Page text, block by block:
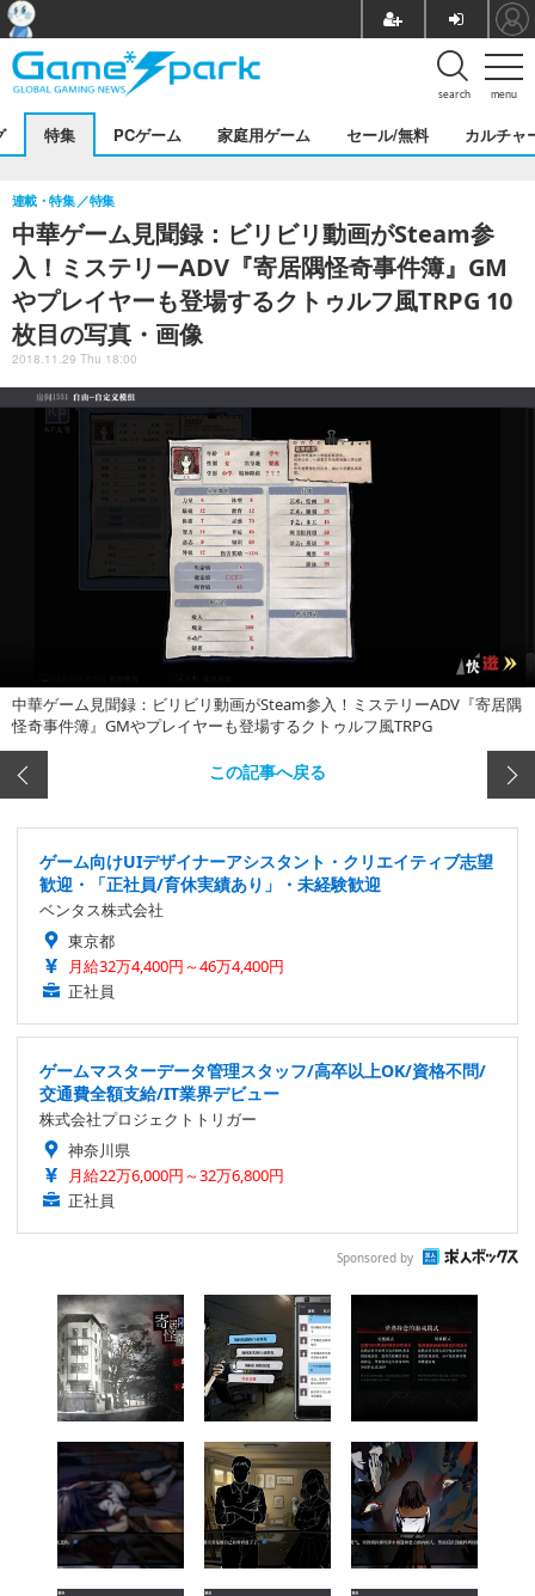
menu
search
特集 PCゲーム 家庭用ゲーム セール/無料 カルチャ
中華ゲーム見聞録：ビリビリ動画がSteam参
入！ミステリーADV『寄居隅怪奇事件簿』GM
やプレイヤーも登場するクトゥルフ風TRPG 10
枚目の写真・画像
連載・特集 特集
2018.11.29 Thu 18:00
中華ゲーム見聞録：ビリビリ動画がSteam参入！ミステリーADV『寄居隅
怪奇事件簿』GMやプレイヤーも登場するクトゥルフ風TRPG
この記事へ戻る
ゲーム向けUIデザイナーアシスタント・クリエイティブ志望
歓迎・「正社員/育休実績あり」・未経験歓迎
ベンタス株式会社
東京都
月給32万4,400円～46万4,400円
正社員
ゲームマスターデータ管理スタッフ/高卒以上OK/資格不問/
交通費全額支給/IT業界デビュー
株式会社プロジェクトトリガー
神奈川県
月給22万6,000円～32万6,800円
正社員
Sponsored by